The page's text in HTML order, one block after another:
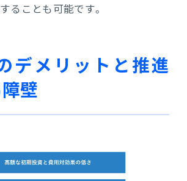
ることも可能です。
デメリットと推進
壁